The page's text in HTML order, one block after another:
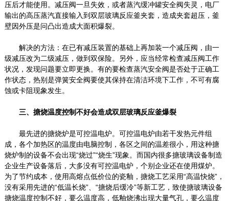
压后才能使用。减压阀一旦失效，或者蒸汽缓冲罐安全阀失灵，电厂
输出的高压蒸汽直接输入到双层玻璃反应釜夹套，造成夹套超压，釜
壁因外压是问凸出造成大面积爆裂。
解决的方法：在已有减压装置的基础上再加装一个减压阀，由一
级减压改为二级减压，做到双保险。另外，应当经常检查减压阀工作
状况，发现问题要立即更换。有的要检查蒸汽安全阀是否处于正确工
作状态，热别是弹簧安全阀要使其保持在清洁环境下工作，不可有腐
蚀或卡阻现象发生。
三、搪烧温度控制不好会造成双层玻璃反应釜爆裂
最先进的搪烧炉是可控温电炉。可控温电炉由若干发热元件组
成，各个加热区的温度由电脑控制，各区之间的温差很小，用这种搪
烧炉制的设备不会出现“烧过”“烧生”现象。而国内很多搪玻璃设备制造
企业生产设备落后，大多没有可控温电炉，个别企业还在使用煤炉。
为了节约成本，使用高熔点低价位的瓷釉，搪烧工艺采用“高温快烧”，
没有采用先进的“低温长烧”、“搪烧后缓冷”等新工艺，致使搪玻璃设备
搪烧温度控制不好，要么温度高，低釉烧沸出现大量气孔，要么温度